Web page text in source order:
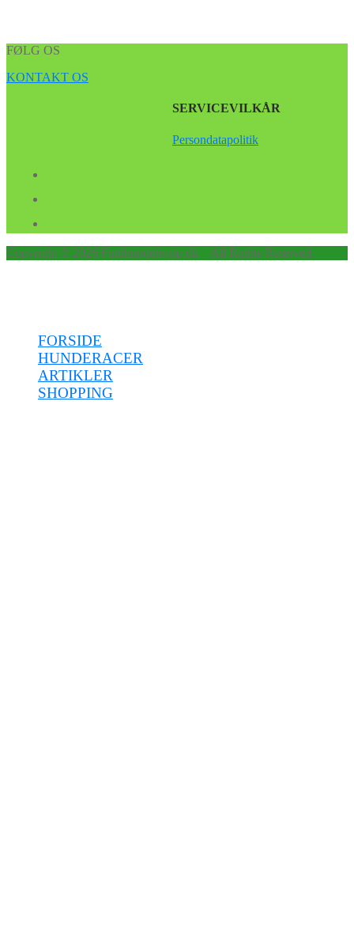
FØLG OS
KONTAKT OS
SERVICEVILKÅR
Persondatapolitik
Copyright © 2026 Findhundehvalp.dk – All Rights Reserved.
FORSIDE
HUNDERACER
ARTIKLER
SHOPPING